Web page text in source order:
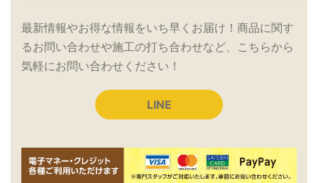
最新情報やお得な情報をいち早くお届け！商品に関す
るお問い合わせや施工の打ち合わせなど、こちらから
気軽にお問い合わせください！
LINE